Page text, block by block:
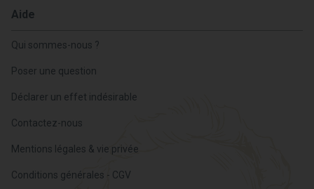
Aide
Qui sommes-nous ?
Poser une question
Déclarer un effet indésirable
Contactez-nous
Mentions légales & vie privée
Conditions générales - CGV